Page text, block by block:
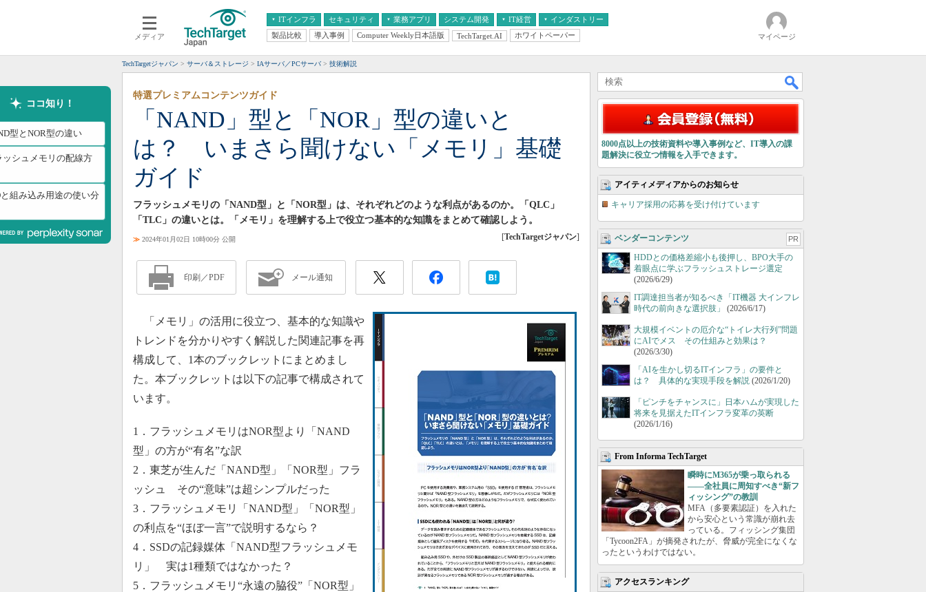
メディア
ITインフラ
クラウド
スマートモバイル
ネットワーク
システム運用管理
セキュリティ 業務アプリ
エンタープライズAI
ERP
CX
情報系システム
システム開発 IT経営
経営とIT
インダストリー
医療IT
製品比較 導入事例 Computer Weekly日本語版 TechTarget.AI ホワイトペーパー マイページ
TechTargetジャパン サーバ＆ストレージ IAサーバ／PCサーバ 技術解説
ココ知り！
型とNOR型の違い
ッシュメモリの配線方
と組み込み用途の使い分
「NAND」型と「NOR」型の違いと
は？ いまさら聞けない「メモリ」基礎
ガイド
特選プレミアムコンテンツガイド
フラッシュメモリの「NAND型」と「NOR型」は、それぞれどのような利点があるのか。「QLC」
「TLC」の違いとは。「メモリ」を理解する上で役立つ基本的な知識をまとめて確認しよう。
≫ 2024年01月02日 10時00分 公開 [TechTargetジャパン]
印刷／PDF メール通知
「メモリ」の活用に役立つ、基本的な知識や
トレンドを分かりやすく解説した関連記事を再
構成して、1本のブックレットにまとめまし
た。本ブックレットは以下の記事で構成されて
います。
1．フラッシュメモリはNOR型より「NAND
型」の方が“有名”な訳
2．東芝が生んだ「NAND型」「NOR型」フラ
ッシュ その“意味”は超シンプルだった
3．フラッシュメモリ「NAND型」「NOR型」
の利点を“ほぼ一言”で説明するなら？
4．SSDの記録媒体「NAND型フラッシュメモ
リ」 実は1種類ではなかった？
5．フラッシュメモリ“永遠の脇役”「NOR型」
8000点以上の技術資料や導入事例など、IT導入の課
題解決に役立つ情報を入手できます。
アイティメディアからのお知らせ
キャリア採用の応募を受け付けています
ベンダーコンテンツ PR
HDDとの価格差縮小も後押し、BPO大手の
着眼点に学ぶフラッシュストレージ選定
(2026/6/29)
IT調達担当者が知るべき「IT機器 大インフレ
時代の前向きな選択肢」
(2026/6/17)
大規模イベントの厄介な“トイレ大行列”問題
にAIでメス その仕組みと効果は？
(2026/3/30)
「AIを生かし切るITインフラ」の要件と
は？ 具体的な実現手段を解説 (2026/1/20)
「ピンチをチャンスに」日本ハムが実現した
将来を見据えたITインフラ変革の英断
(2026/1/16)
From Informa TechTarget
瞬時にM365が乗っ取られる
――全社員に周知すべき“新フ
ィッシング”の教訓
MFA（多要素認証）を入れた
から安心という常識が崩れ去
っている。フィッシング集団
「Tycoon2FA」が摘発されたが、脅威が完全になくな
ったというわけではない。
アクセスランキング